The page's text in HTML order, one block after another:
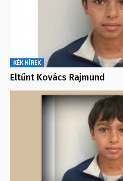
KÉK HÍREK
Eltűnt Kovács Rajmund